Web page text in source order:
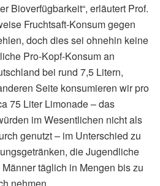
Bioverfügbarkeit“, erläutert Prof.
Fruchtsaft-Konsum gegen
doch dies sei ohnehin keine
Pro-Kopf-Konsum an
bei rund 7,5 Litern,
Seite konsumieren wir pro
75 Liter Limonade – das
im Wesentlichen nicht als
genutzt – im Unterschied zu
die Jugendliche
täglich in Mengen bis zu
nehmen.